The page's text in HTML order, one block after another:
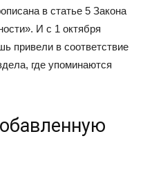
в статье 5 Закона
И с 1 октября
привели в соответствие
где упоминаются